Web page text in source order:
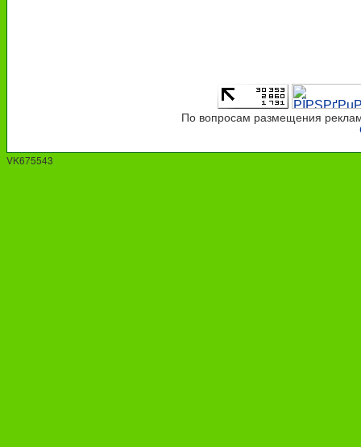
По вопросам размещения
VK675543